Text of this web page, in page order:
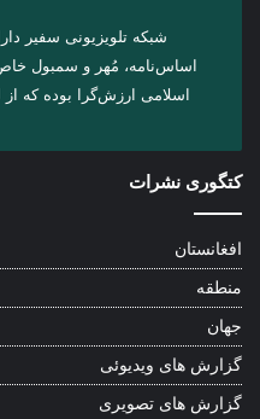
شبکه تلویزیونی سفیر
اساس‌نامه، مُهر و سمبول
اسلامی ارزش‌گرا بوده که
کتگوری نشرات
افغانستان
منطقه
جهان
گزارش های ویدیوئی
گزارش های تصویری